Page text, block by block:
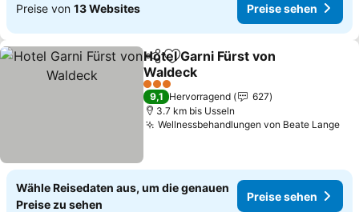
Preise von 13 Websites Preise sehen
TeilenZu Favoriten hinzufügen
Hotel Garni Fürst von
Waldeck
Preise sehen
3 Sterne
9,1 Hervorragend
627
3.7 km bis Usseln
Wellnessbehandlungen von Beate Lange
Wähle Reisedaten aus, um die genauen
Preise zu sehen
Preise sehen